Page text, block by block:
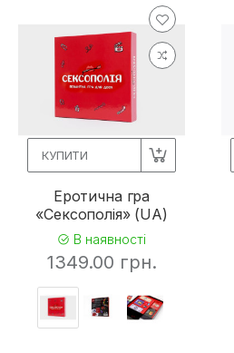
КУПИТИ
Еротична гра
«Сексополія» (UA)
В наявності
1349.00 грн.